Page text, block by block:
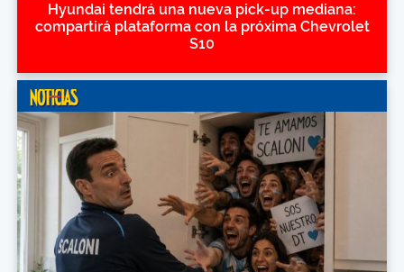
Hyundai tendrá una nueva pick-up mediana:
compartirá plataforma con la próxima Chevrolet
S10